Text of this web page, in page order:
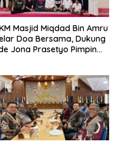
Masjid Miqdad Bin Amru
Doa Bersama, Dukung
Jona Prasetyo Pimpin